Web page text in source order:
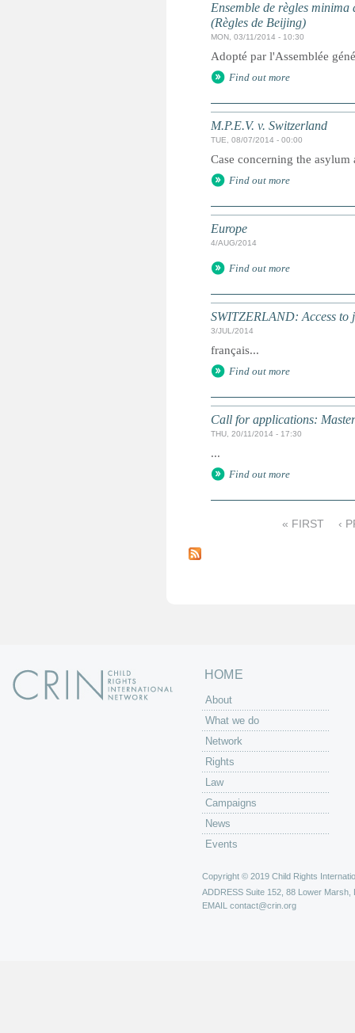
Ensemble de règles
(Règles de Beijing)
MON, 03/11/2014 - 10:30
Adopté par l'Assemblée
Find out more
M.P.E.V. v. Switzerland
TUE, 08/07/2014 - 00:00
Case concerning the
Find out more
Europe
4/AUG/2014
Find out more
SWITZERLAND: Access to
3/JUL/2014
français...
Find out more
Call for applications:
THU, 20/11/2014 - 17:30
...
Find out more
a
« FIRST ‹
HOME
About
What we do
Network
Rights
Law
Campaigns
News
Events
Copyright © 2019 Child Rights
ADDRESS Suite 152, 88 Lower Marsh,
EMAIL contact@crin.org